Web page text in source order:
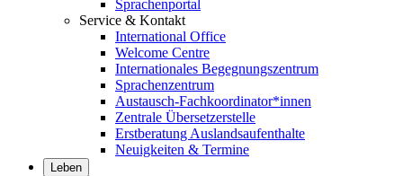
Sprachenportal
Service & Kontakt
International Office
Welcome Centre
Internationales Begegnungszentrum
Sprachenzentrum
Austausch-Fachkoordinator*innen
Zentrale Übersetzerstelle
Erstberatung Auslandsaufenthalte
Neuigkeiten & Termine
Leben